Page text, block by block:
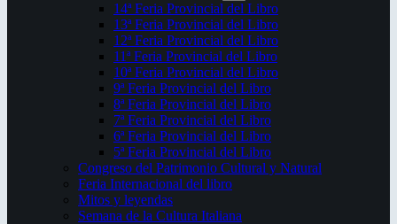
14ª Feria Provincial del Libro
13ª Feria Provincial del Libro
12ª Feria Provincial del Libro
11ª Feria Provincial del Libro
10ª Feria Provincial del Libro
9ª Feria Provincial del Libro
8ª Feria Provincial del Libro
7ª Feria Provincial del Libro
6ª Feria Provincial del Libro
5ª Feria Provincial del Libro
Congreso del Patrimonio Cultural y Natural
Feria Internacional del libro
Mitos y leyendas
Semana de la Cultura Italiana